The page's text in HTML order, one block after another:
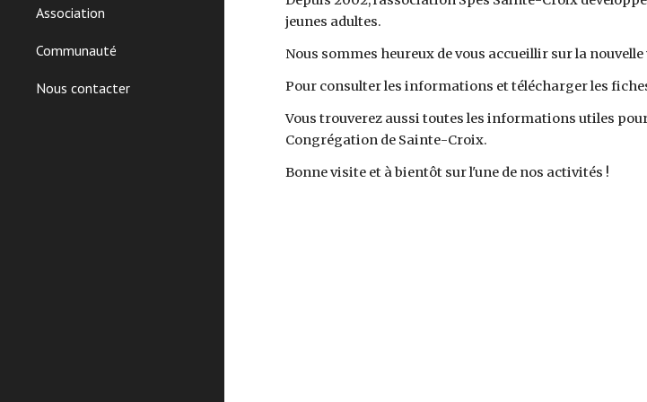
Association
Communauté
Nous contacter
jeunes adultes.
Nous sommes heureux de vous accueillir sur la
Pour consulter les informations et télécharger les
Vous trouverez aussi toutes les informations utiles
Congrégation de Sainte-Croix.
Bonne visite et à bientôt sur l'une de nos activités !